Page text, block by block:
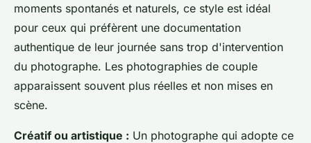
moments spontanés et naturels, ce style est idéal
pour ceux qui préfèrent une documentation
authentique de leur journée sans trop d'intervention
du photographe. Les photographies de couple
apparaissent souvent plus réelles et non mises en
scène.
Créatif ou artistique : Un photographe qui adopte ce